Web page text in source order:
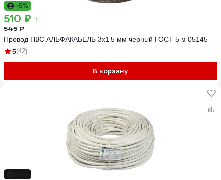
-6%
510 ₽
545 ₽
Провод ПВС АЛЬФАКАБЕЛЬ 3х1,5 мм черный ГОСТ 5 м 05145
5(42)
В корзину